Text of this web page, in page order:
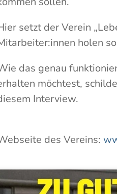
setzt der Verein
holen
das genau
möchtest,
Interview.
des Vereins: